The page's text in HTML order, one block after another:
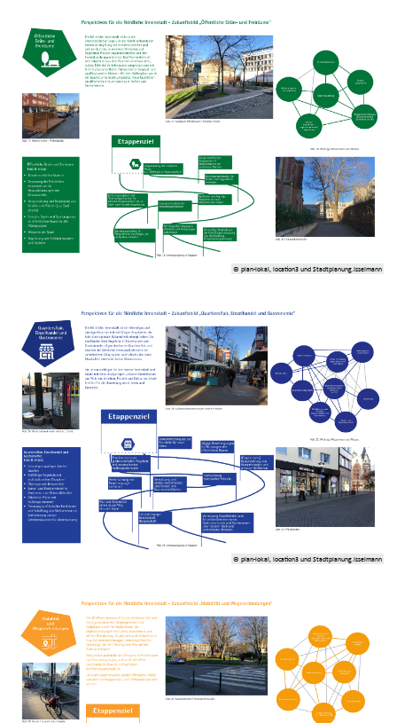
© plan-lokal, location3 und Stadtplanung.Isselmann
© plan-lokal, location3 und Stadtplanung.Isselmann